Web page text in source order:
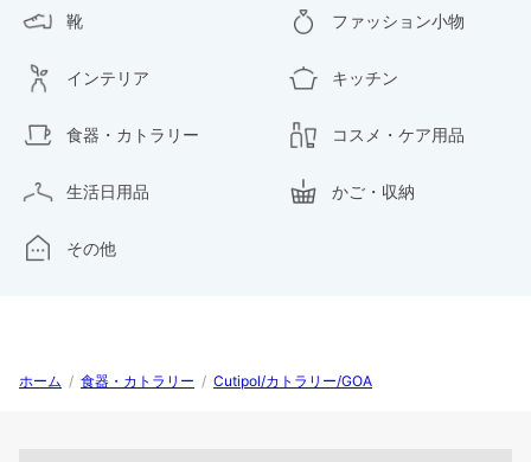
靴 ファッション小物
インテリア キッチン
食器・カトラリー コスメ・ケア用品
生活日用品 かご・収納
その他
ホーム / 食器・カトラリー / Cutipol/カトラリー/GOA